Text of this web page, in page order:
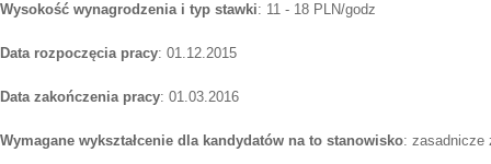
Wysokość wynagrodzenia i typ stawki: 11 - 18 PLN/godz
Data rozpoczęcia pracy: 01.12.2015
Data zakończenia pracy: 01.03.2016
Wymagane wykształcenie dla kandydatów na to stanowisko: zasadnicze